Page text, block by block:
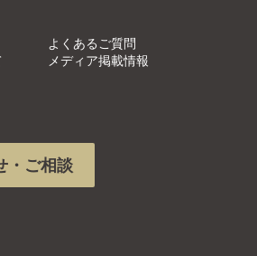
よくあるご質問
メディア掲載情報
・ご相談